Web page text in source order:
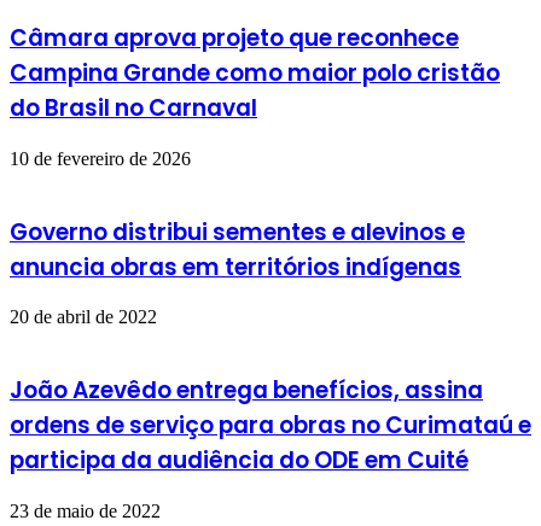
Câmara aprova projeto que reconhece
Campina Grande como maior polo cristão
do Brasil no Carnaval
10 de fevereiro de 2026
Governo distribui sementes e alevinos e
anuncia obras em territórios indígenas
20 de abril de 2022
João Azevêdo entrega benefícios, assina
ordens de serviço para obras no Curimataú e
participa da audiência do ODE em Cuité
23 de maio de 2022